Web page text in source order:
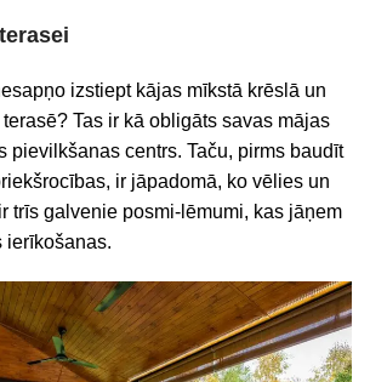
izstiept kājas mīkstā krēslā un
Tas ir kā obligāts savas mājas
pievilkšanas centrs. Taču, pirms baudīt
ir jāpadomā, ko vēlies un
trīs galvenie posmi-lēmumi, kas jāņem
ierīkošanas.